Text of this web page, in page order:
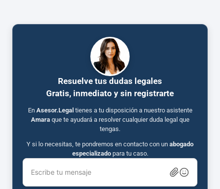
Resuelve tus dudas legales
Gratis, inmediato y sin registrarte
En Asesor.Legal tienes a tu disposición a nuestro asistente
Amaraque te ayudará a resolver cualquier duda legal que
tengas.
Y si lo necesitas, te pondremos en contacto con un abogado
especializadopara tu caso.
Escribe tu mensaje